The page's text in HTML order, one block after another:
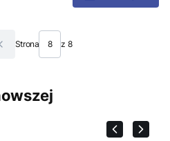
pierwszej strony z produktami
Strona z 8